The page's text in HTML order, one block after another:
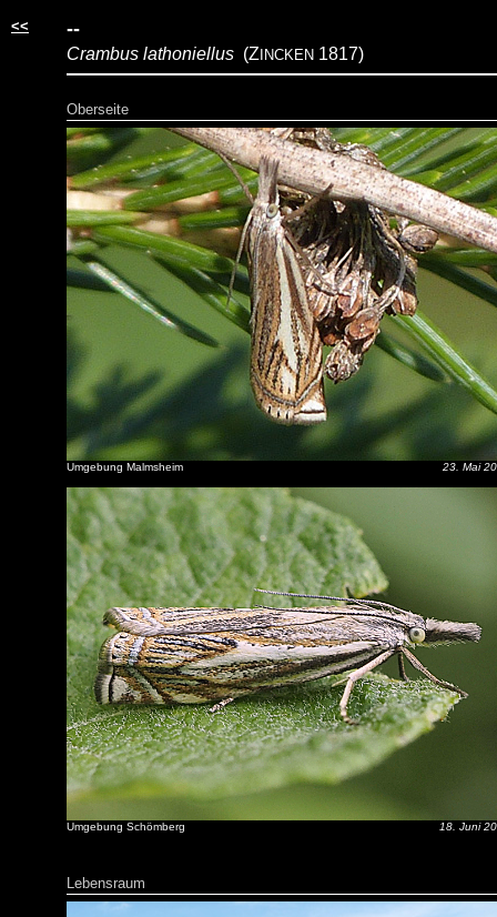
<< --
Crambus lathoniellus (Z INCKEN 1817)
Oberseite
Umgebung Malmsheim 23. Mai
Umgebung Schömberg 18. Juni
Lebensraum